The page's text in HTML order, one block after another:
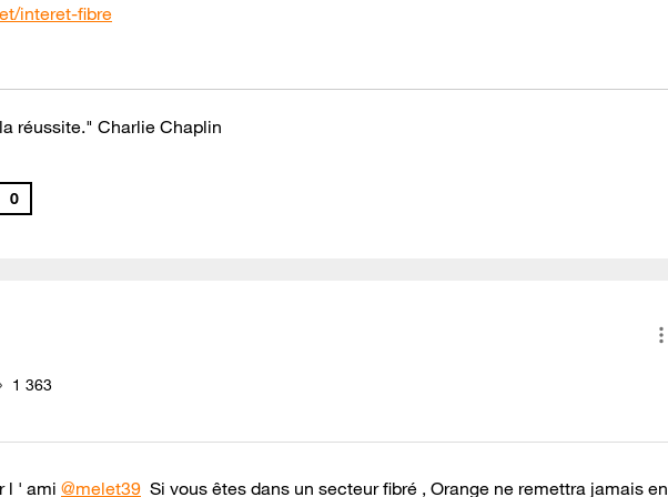
interet-fibre
réussite." Charlie Chaplin
0
1 363
l ' ami @melet39 Si vous êtes dans un secteur fibré , Orange ne remettra jamais en